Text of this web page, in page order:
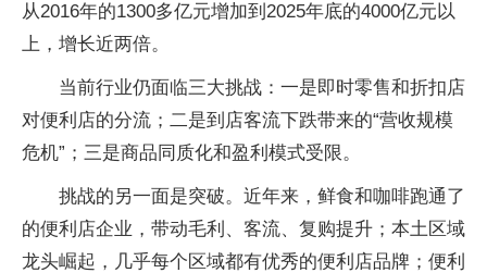
从2016年的1300多亿元增加到2025年底的4000亿元以
上，增长近两倍。
当前行业仍面临三大挑战：一是即时零售和折扣店
对便利店的分流；二是到店客流下跌带来的“营收规模
危机”；三是商品同质化和盈利模式受限。
挑战的另一面是突破。近年来，鲜食和咖啡跑通了
的便利店企业，带动毛利、客流、复购提升；本土区域
龙头崛起，几乎每个区域都有优秀的便利店品牌；便利